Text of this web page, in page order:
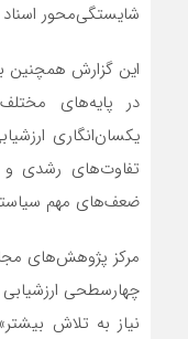
شایستگی‌محور
این گزارش همچنین
در پایه‌های
یکسان‌انگاری
تفاوت‌های رشدی و
ضعف‌های مهم
مرکز پژوهش‌های
چهارسطحی
نیاز به تلاش